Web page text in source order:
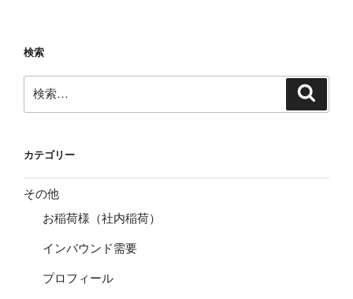
検索
索:
カテゴリー
その他
お稲荷様（社内稲荷）
インバウンド需要
プロフィール